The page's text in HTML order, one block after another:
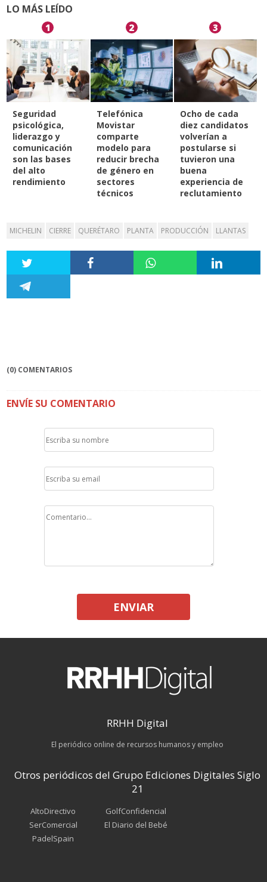
LO MÁS LEÍDO
1
Seguridad
psicológica,
liderazgo y
comunicación
son las bases
del alto
rendimiento
2
Telefónica
Movistar
comparte
modelo para
reducir brecha
de género en
sectores
técnicos
3
Ocho de cada
diez candidatos
volverían a
postularse si
tuvieron una
buena
experiencia de
reclutamiento
MICHELIN CIERRE QUERÉTARO PLANTA PRODUCCIÓN LLANTAS
(0) COMENTARIOS
ENVÍE SU COMENTARIO
ENVIAR
RRHH Digital
El periódico online de recursos humanos y empleo
Otros periódicos del Grupo Ediciones Digitales Siglo
21
AltoDirectivo
SerComercial
PadelSpain
GolfConfidencial
El Diario del Bebé